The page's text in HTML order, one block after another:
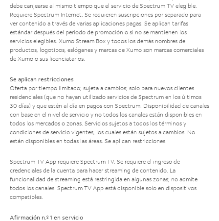
debe canjearse al mismo tiempo que el servicio de Spectrum TV elegible.
Requiere Spectrum Internet. Se requieren suscripciones por separado para
ver contenido a través de varias aplicaciones pagas. Se aplican tarifas
estándar después del período de promoción o si no se mantienen los
servicios elegibles. Xumo Stream Box y todos los demás nombres de
productos, logotipos, eslóganes y marcas de Xumo son marcas comerciales
de Xumo o sus licenciatarios.
Se aplican restricciones
Oferta por tiempo limitado; sujeta a cambios; solo para nuevos clientes
residenciales (que no hayan utilizado servicios de Spectrum en los últimos
30 días) y que estén al día en pagos con Spectrum. Disponibilidad de canales
con base en el nivel de servicio y no todos los canales están disponibles en
todos los mercados o zonas. Servicios sujetos a todos los términos y
condiciones de servicio vigentes, los cuales están sujetos a cambios. No
están disponibles en todas las áreas. Se aplican restricciones.
Spectrum TV App requiere Spectrum TV. Se requiere el ingreso de
credenciales de la cuenta para hacer streaming de contenido. La
funcionalidad de streaming está restringida en algunas zonas; no admite
todos los canales. Spectrum TV App está disponible solo en dispositivos
compatibles.
Afirmación n.º 1 en servicio